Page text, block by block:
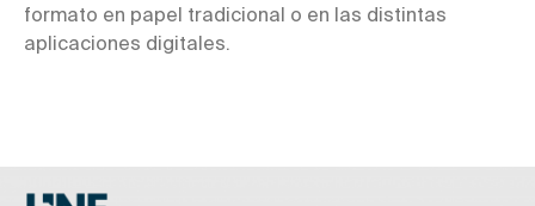
formato en papel tradicional o en las distintas
aplicaciones digitales.